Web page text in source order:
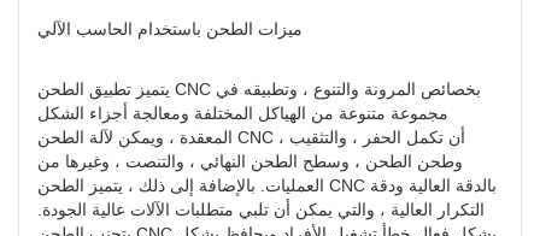
ميزات الطحن باستخدام الحاسب الآلي
يتميز تطبيق الطحن CNC بخصائص المرونة والتنوع ، وتطبيقه في
مجموعة متنوعة من الهياكل المختلفة ومعالجة أجزاء الشكل
المعقدة ، ويمكن لآلة الطحن CNC أن تكمل الحفر ، والتثقيب ،
وطحن الطحن ، وسطح الطحن النهائي ، والتنصت ، وغيرها من
العمليات. بالإضافة إلى ذلك ، يتميز الطحن CNC بالدقة العالية ودقة
التكرار العالية ، والتي يمكن أن تلبي متطلبات الآلات عالية الجودة.